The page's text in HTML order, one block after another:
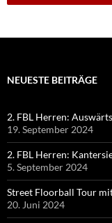
NEUESTE BEITRÄGE
2. FBL Herren:
19. September 2024
2. FBL Herren:
5. September 2024
Street Floorball Tour
20. Juni 2024